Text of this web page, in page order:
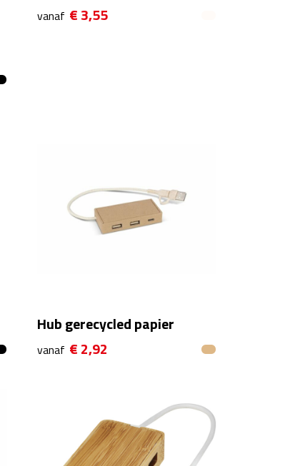
vanaf € 3,55
Hub gerecycled papier
vanaf € 2,92